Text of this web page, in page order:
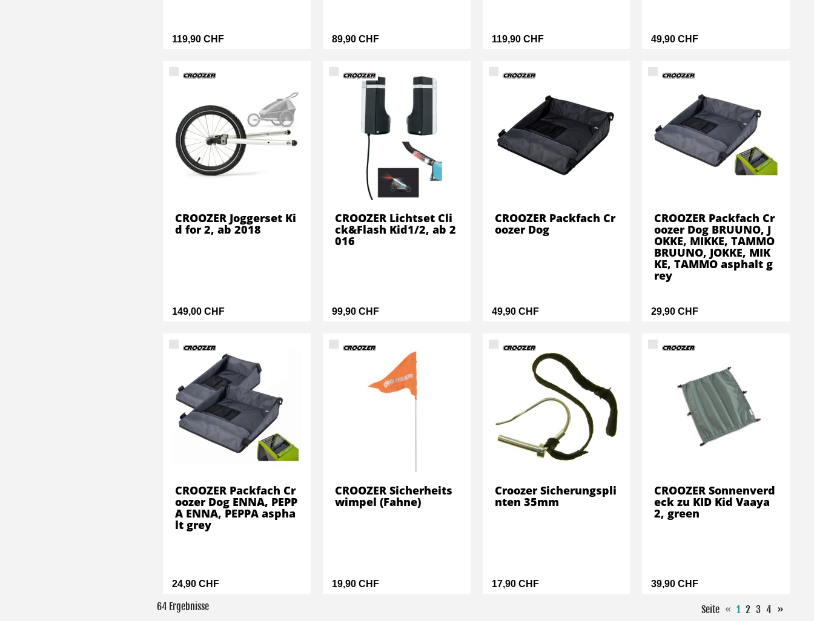
119,90 CHF 89,90 CHF 119,90 CHF 49,90 CHF
149,00 CHF
CROOZER Joggerset Ki
d for 2, ab 2018
99,90 CHF
CROOZER Lichtset Cli
ck&Flash Kid1/2, ab 2
016
49,90 CHF
CROOZER Packfach Cr
oozer Dog
29,90 CHF
CROOZER Packfach Cr
oozer Dog BRUUNO, J
OKKE, MIKKE, TAMMO
BRUUNO, JOKKE, MIK
KE, TAMMO asphalt g
rey
24,90 CHF
CROOZER Packfach Cr
oozer Dog ENNA, PEPP
A ENNA, PEPPA aspha
lt grey
19,90 CHF
CROOZER Sicherheits
wimpel (Fahne)
17,90 CHF
Croozer Sicherungspli
nten 35mm
39,90 CHF
CROOZER Sonnenverd
eck zu KID Kid Vaaya
2, green
Seite « 1 2 3 4 »
64 Ergebnisse